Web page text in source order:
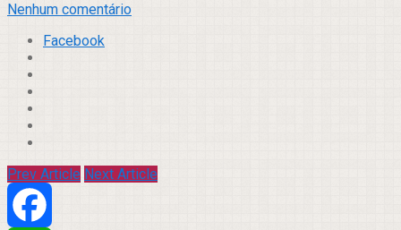
Nenhum comentário
Facebook
Prev Article Next Article